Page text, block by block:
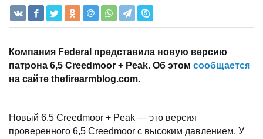
Компания Federal представила новую версию
патрона 6,5 Creedmoor + Peak. Об этом сообщается
на сайте thefirearmblog.com.
Новый 6.5 Creedmoor + Peak — это версия
проверенного 6,5 Creedmoor с высоким давлением. У